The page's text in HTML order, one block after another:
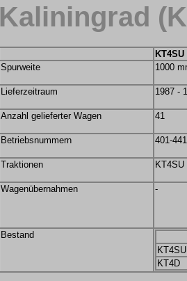
Kaliningrad
KT4SU
Spurweite
1000
Lieferzeitraum 1987 -
Anzahl gelieferter Wagen 41
Betriebsnummern 401-441
Traktionen KT4SU
Wagenübernahmen -
Bestand
KT4SU
KT4D